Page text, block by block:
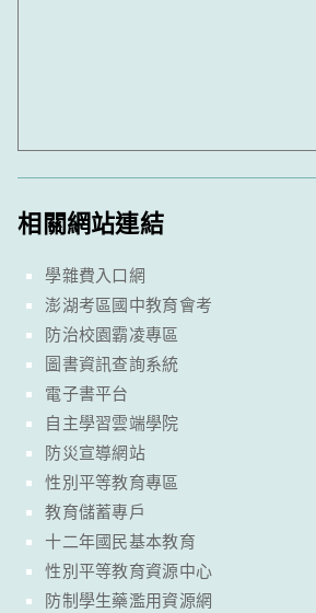
相關網站連結
學雜費入口網
澎湖考區國中教育會考
防治校園霸凌專區
圖書資訊查詢系統
電子書平台
自主學習雲端學院
防災宣導網站
性別平等教育專區
教育儲蓄專戶
十二年國民基本教育
性別平等教育資源中心
防制學生藥濫用資源網